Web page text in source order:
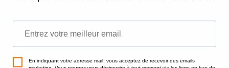
l’obtenir qu’en signantun mandat exclusif. Vous
bénéficiez alors d’une assistance de tous les
instants, tandis que le professionnel se charge
de mettre en place une stratégie réellement